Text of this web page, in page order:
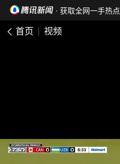
· 获取全网一手热点
首页 视频